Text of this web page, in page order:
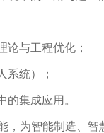
论与工程优化；
系统）；
集成应用。
，为智能制造、智